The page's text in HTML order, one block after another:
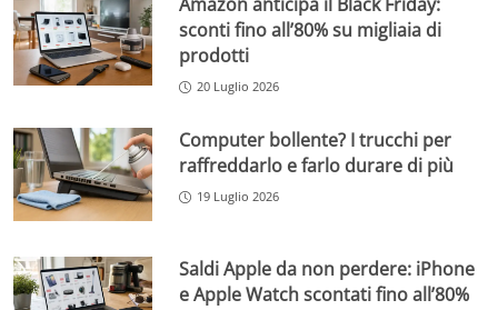
sconti fino all’80% su migliaia di
prodotti
20 Luglio 2026
Computer bollente? I trucchi per
raffreddarlo e farlo durare di più
19 Luglio 2026
Saldi Apple da non perdere: iPhone
e Apple Watch scontati fino all’80%